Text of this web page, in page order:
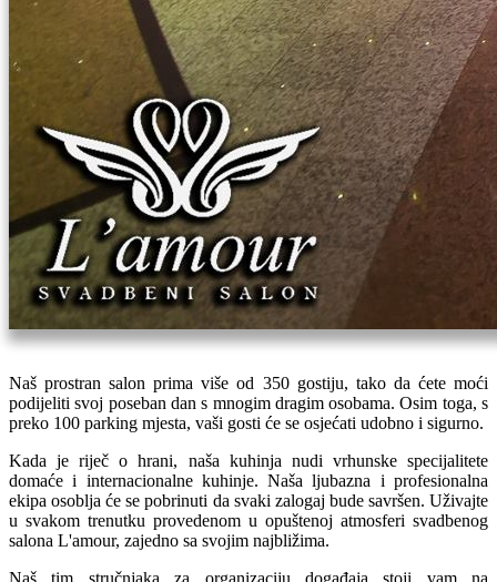
Naš prostran salon prima više od 350 gostiju, tako da ćete moći
podijeliti svoj poseban dan s mnogim dragim osobama. Osim toga, s
preko 100 parking mjesta, vaši gosti će se osjećati udobno i sigurno.
Kada je riječ o hrani, naša kuhinja nudi vrhunske specijalitete
domaće i internacionalne kuhinje. Naša ljubazna i profesionalna
ekipa osoblja će se pobrinuti da svaki zalogaj bude savršen. Uživajte
u svakom trenutku provedenom u opuštenoj atmosferi svadbenog
salona L'amour, zajedno sa svojim najbližima.
Naš tim stručnjaka za organizaciju događaja stoji vam na